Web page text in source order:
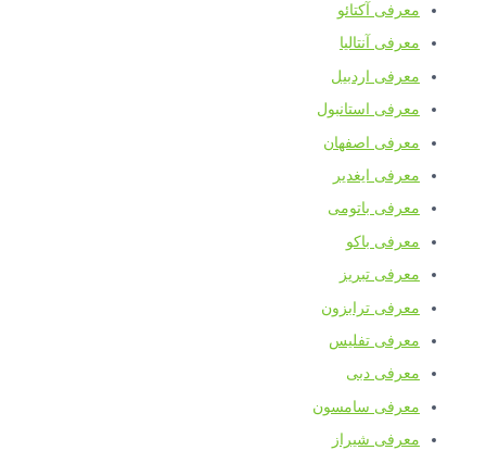
معرفی آکتائو
معرفی آنتالیا
معرفی اردبیل
معرفی استانبول
معرفی اصفهان
معرفی ایغدیر
معرفی باتومی
معرفی باکو
معرفی تبریز
معرفی ترابزون
معرفی تفلیس
معرفی دبی
معرفی سامسون
معرفی شیراز